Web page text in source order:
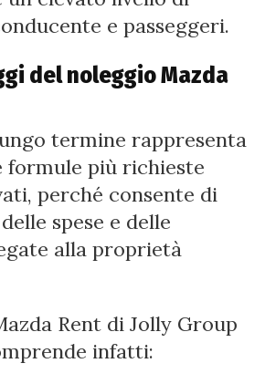
e passeggeri.
del noleggio Mazda
termine rappresenta
formule più richieste
perché consente di
spese e delle
alla proprietà
Rent di Jolly Group
infatti: